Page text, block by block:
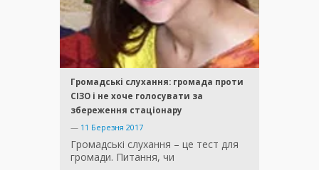
Громадські слухання: громада проти
СІЗО і не хоче голосувати за
збереження стаціонару
— 11 Березня 2017
Громадські слухання – це тест для
громади. Питання, чи